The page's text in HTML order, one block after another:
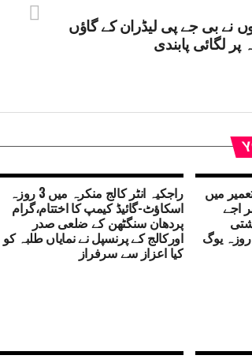
نے بی جے پی لیڈران کے گاؤں
پر لگائی پابندی
میں
اجے
روزہ یوگ
راجکیہ انٹر کالج منکرہ میں 3 روزہ
اسکاؤٹ-گائیڈ کیمپ کا اختتام،گرام
پردھان سنگٹھن کے ضلعی صدر
اورکالج کے پرنسپل نے نمایاں طلبہ کو
کیا اعزاز سے سرفراز